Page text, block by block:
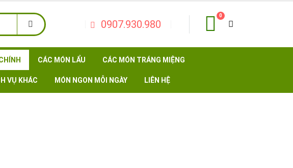
0907.930.980
0
CÁC MÓN LẨU CÁC MÓN TRÁNG MIỆNG
VỤ KHÁC MÓN NGON MỖI NGÀY LIÊN HỆ